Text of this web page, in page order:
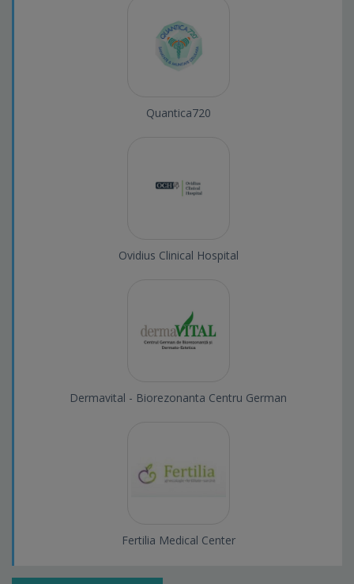
Quantica720
Ovidius Clinical Hospital
Dermavital - Biorezonanta Centru German
Fertilia Medical Center